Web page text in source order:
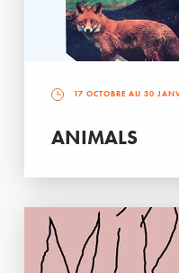
17 OCTOBRE AU 30
ANIMALS